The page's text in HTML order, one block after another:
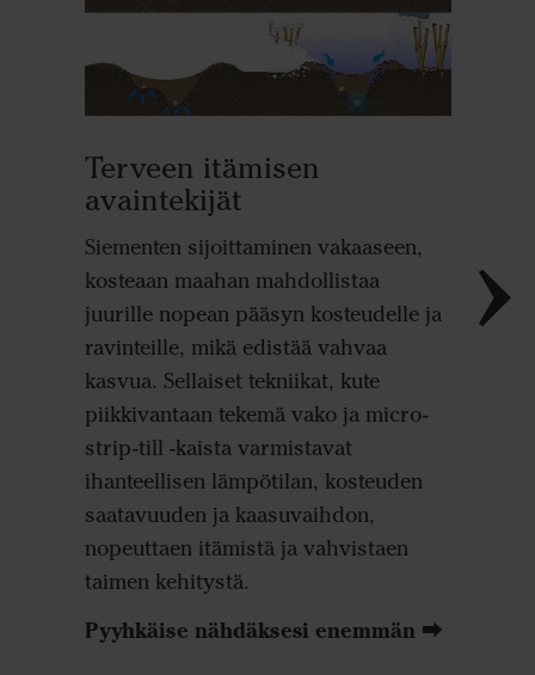
Terveen itämisen
avaintekijät
Siementen sijoittaminen vakaaseen,
kosteaan maahan mahdollistaa
juurille nopean pääsyn kosteudelle ja
ravinteille, mikä edistää vahvaa
kasvua. Sellaiset tekniikat, kute
piikkivantaan tekemä vako ja micro-
strip-till -kaista varmistavat
ihanteellisen lämpötilan, kosteuden
saatavuuden ja kaasuvaihdon,
nopeuttaen itämistä ja vahvistaen
taimen kehitystä.
Pyyhkäise nähdäksesi enemmän ⮕